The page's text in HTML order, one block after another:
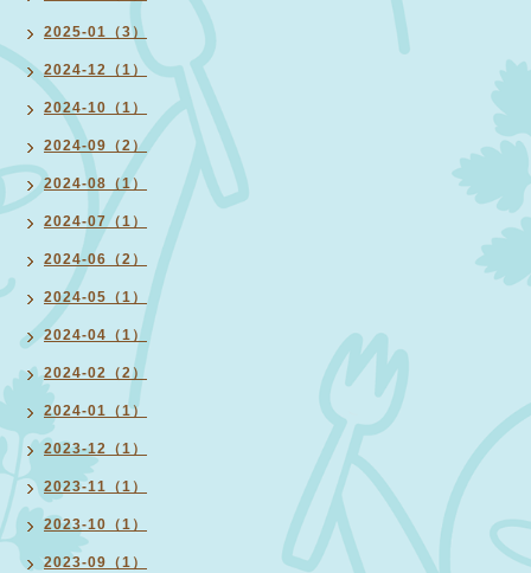
2025-01（3）
2024-12（1）
2024-10（1）
2024-09（2）
2024-08（1）
2024-07（1）
2024-06（2）
2024-05（1）
2024-04（1）
2024-02（2）
2024-01（1）
2023-12（1）
2023-11（1）
2023-10（1）
2023-09（1）